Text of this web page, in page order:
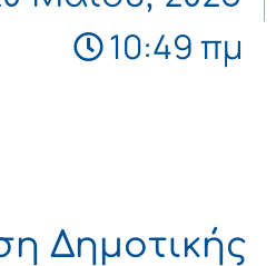
10:49 πμ
Δημοτικής